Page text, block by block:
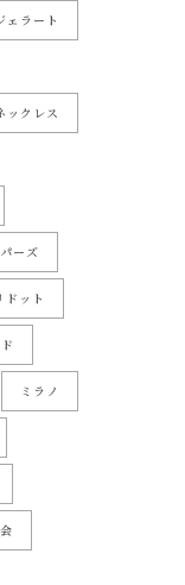
ェラート
ックレス
ーズ
ドット
ミラノ